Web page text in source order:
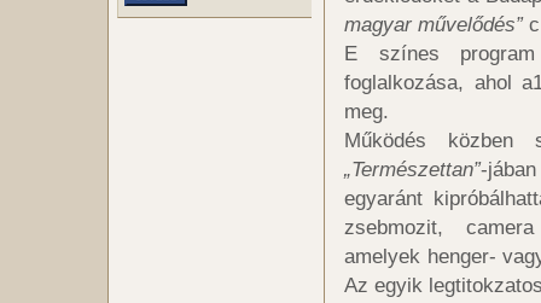
magyar művelődés”
E színes program
foglalkozása, ahol
meg.
Működés közben
„Természettan”-
egyaránt
zsebmozit,
amelyek henger-
Az egyik